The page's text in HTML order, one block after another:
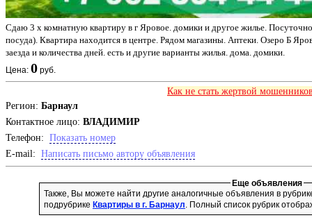
Сдаю 3 х комнатную квартиру в г Яровое. домики и другое жилье.
посуда). Квартира находится в центре. Рядом магазины. Аптеки. Озеро Б
заезда и количества дней. есть и другие варианты жилья. дома. домики.
Цена: 0 руб.
Как не стать жертвой
Регион: Барнаул
Контактное лицо: ВЛАДИМИР
Телефон: Показать номер
E-mail: Написать письмо автору объявления
Еще объявления
Также, Вы можете найти другие аналогичные объявления в
подрубрике Квартиры в г. Барнаул . Полный список рубрик